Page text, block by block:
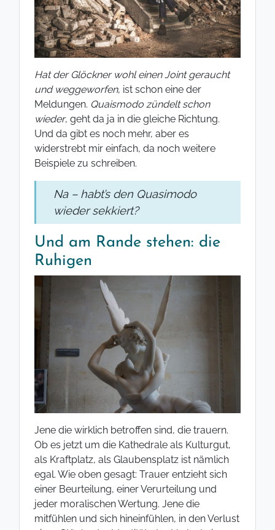
Hat der Glöckner wohl einen Joint geraucht
und weggeworfen, ist schon eine der
Meldungen. Quaismodo zündelt schon
wieder, geht da ja in die gleiche Richtung.
Und da gibt es noch mehr, aber es
widerstrebt mir einfach, da noch weitere
Beispiele zu schreiben.
Na – habt’s den Quasimodo
wieder sekkiert?
Und am Rande stehen: die
Ruhigen
Jene die wirklich betroffen sind, die trauern.
Ob es jetzt um die Kathedrale als Kulturgut,
als Kraftplatz, als Glaubensplatz ist nämlich
egal. Wie oben gesagt: Trauer entzieht sich
einer Beurteilung, einer Verurteilung und
jeder moralischen Wertung. Jene die
mitfühlen und sich hineinfühlen, in den Verlust